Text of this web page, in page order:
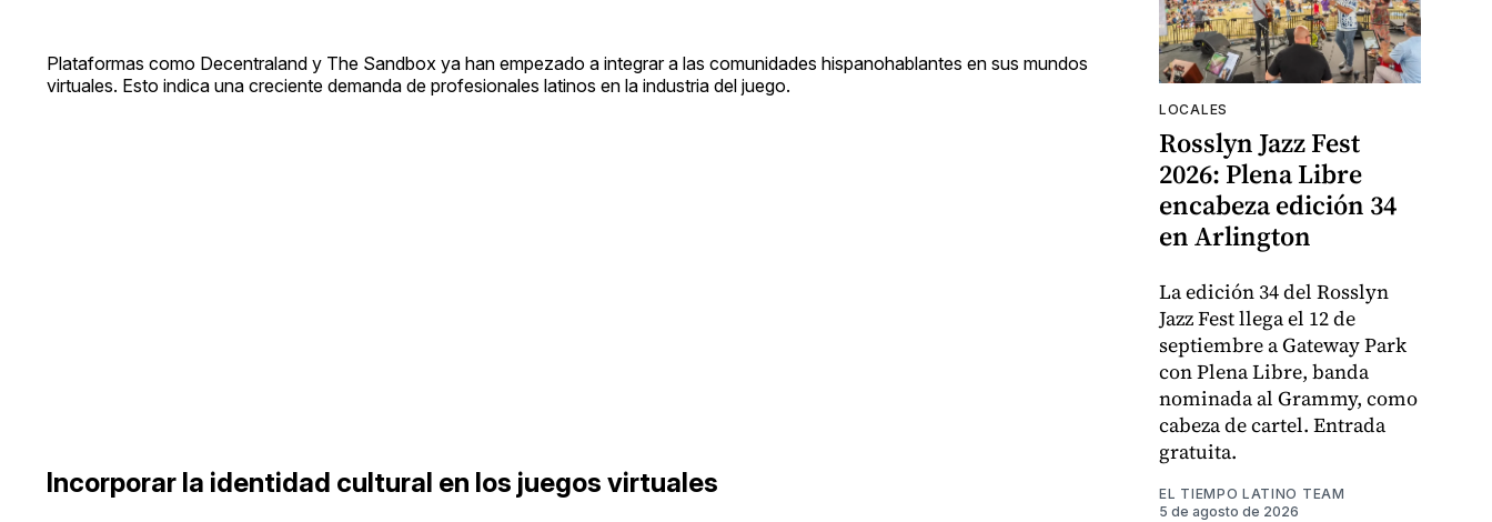
Plataformas como Decentraland y The Sandbox ya han empezado a integrar a las comunidades hispanohablantes en sus mundos
virtuales. Esto indica una creciente demanda de profesionales latinos en la industria del juego.
Incorporar la identidad cultural en los juegos virtuales
LOCALES
Rosslyn Jazz Fest
2026: Plena Libre
encabeza edición 34
en Arlington
La edición 34 del Rosslyn
Jazz Fest llega el 12 de
septiembre a Gateway Park
con Plena Libre, banda
nominada al Grammy, como
cabeza de cartel. Entrada
gratuita.
EL TIEMPO LATINO TEAM
5 de agosto de 2026